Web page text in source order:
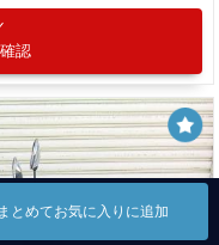
まとめてお気に入りに追加
まとめてお気に入りに追加
認
まとめてお気に入りに追加